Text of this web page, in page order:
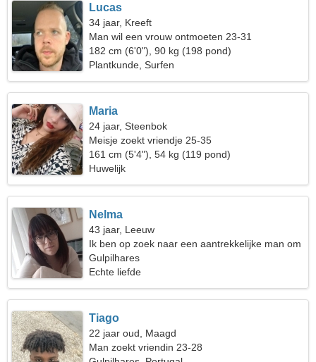
Lucas
34 jaar, Kreeft
Man wil een vrouw ontmoeten 23-31
182 cm (6'0"), 90 kg (198 pond)
Plantkunde, Surfen
Maria
24 jaar, Steenbok
Meisje zoekt vriendje 25-35
161 cm (5'4"), 54 kg (119 pond)
Huwelijk
Nelma
43 jaar, Leeuw
Ik ben op zoek naar een aantrekkelijke man om
te dansen
Gulpilhares
Echte liefde
Tiago
22 jaar oud, Maagd
Man zoekt vriendin 23-28